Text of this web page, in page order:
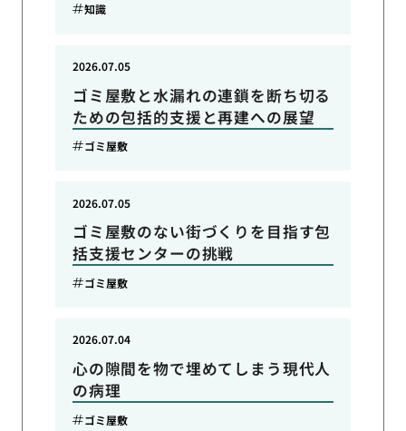
知識
ゴミ屋敷と水漏れの連鎖を断ち切る
ための包括的支援と再建への展望
2026.07.05
ゴミ屋敷
ゴミ屋敷のない街づくりを目指す包
括支援センターの挑戦
2026.07.05
ゴミ屋敷
心の隙間を物で埋めてしまう現代人
の病理
2026.07.04
ゴミ屋敷